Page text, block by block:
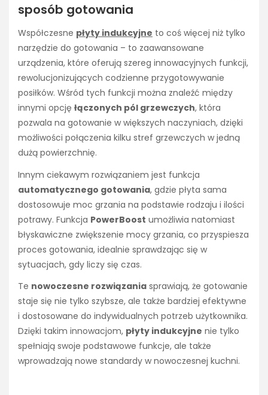
sposób gotowania
Współczesne płyty indukcyjne to coś więcej niż tylko
narzędzie do gotowania – to zaawansowane
urządzenia, które oferują szereg innowacyjnych funkcji,
rewolucjonizujących codzienne przygotowywanie
posiłków. Wśród tych funkcji można znaleźć między
innymi opcję łączonych pól grzewczych, która
pozwala na gotowanie w większych naczyniach, dzięki
możliwości połączenia kilku stref grzewczych w jedną
dużą powierzchnię.
Innym ciekawym rozwiązaniem jest funkcja
automatycznego gotowania, gdzie płyta sama
dostosowuje moc grzania na podstawie rodzaju i ilości
potrawy. Funkcja PowerBoost umożliwia natomiast
błyskawiczne zwiększenie mocy grzania, co przyspiesza
proces gotowania, idealnie sprawdzając się w
sytuacjach, gdy liczy się czas.
Te nowoczesne rozwiązania sprawiają, że gotowanie
staje się nie tylko szybsze, ale także bardziej efektywne
i dostosowane do indywidualnych potrzeb użytkownika.
Dzięki takim innowacjom, płyty indukcyjne nie tylko
spełniają swoje podstawowe funkcje, ale także
wprowadzają nowe standardy w nowoczesnej kuchni.